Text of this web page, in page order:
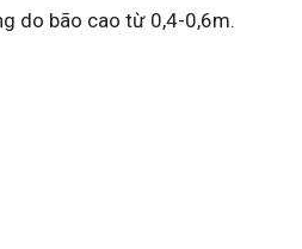
do bão cao từ 0,4-0,6m.